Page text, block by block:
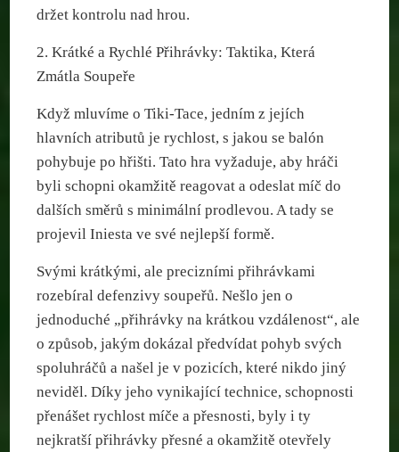
držet kontrolu nad hrou.
2. Krátké a Rychlé Přihrávky: Taktika, Která
Zmátla Soupeře
Když mluvíme o Tiki-Tace, jedním z jejích
hlavních atributů je rychlost, s jakou se balón
pohybuje po hřišti. Tato hra vyžaduje, aby hráči
byli schopni okamžitě reagovat a odeslat míč do
dalších směrů s minimální prodlevou. A tady se
projevil Iniesta ve své nejlepší formě.
Svými krátkými, ale precizními přihrávkami
rozebíral defenzivy soupeřů. Nešlo jen o
jednoduché „přihrávky na krátkou vzdálenost“, ale
o způsob, jakým dokázal předvídat pohyb svých
spoluhráčů a našel je v pozicích, které nikdo jiný
neviděl. Díky jeho vynikající technice, schopnosti
přenášet rychlost míče a přesnosti, byly i ty
nejkratší přihrávky přesné a okamžitě otevřely